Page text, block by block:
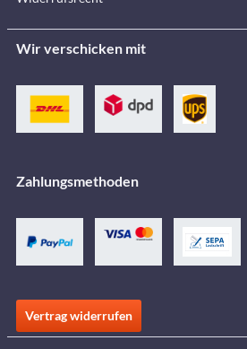
Wir verschicken mit
Zahlungsmethoden
Vertrag widerrufen